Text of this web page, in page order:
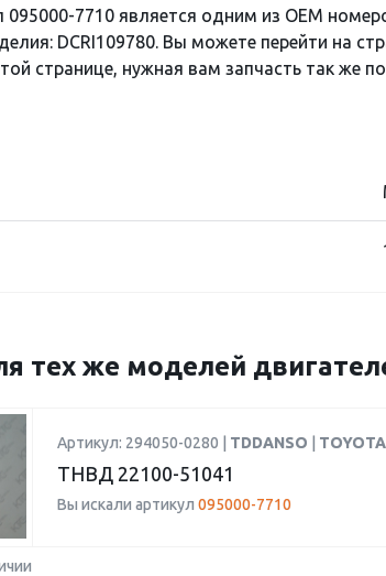
095000-7710 является одним из OEM
DCRI109780. Вы можете перейти на
странице, нужная вам запчасть так же
тех же моделей
Артикул: 294050-0280 | TDDANSO TOYOTA
ТНВД 22100-51041
Вы искали артикул 095000-7710